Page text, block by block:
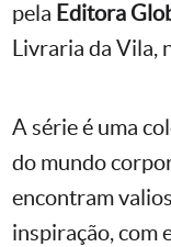
pela Editora
Livraria da Vila,
A série é uma
do mundo
encontram
inspiração, com